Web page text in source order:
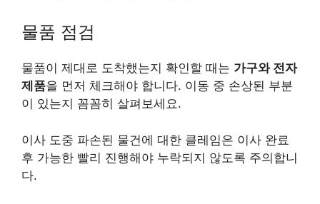
물품 점검
물품이 제대로 도착했는지 확인할 때는 가구와 전자
제품을 먼저 체크해야 합니다. 이동 중 손상된 부분
이 있는지 꼼꼼히 살펴보세요.
이사 도중 파손된 물건에 대한 클레임은 이사 완료
후 가능한 빨리 진행해야 누락되지 않도록 주의합니
다.